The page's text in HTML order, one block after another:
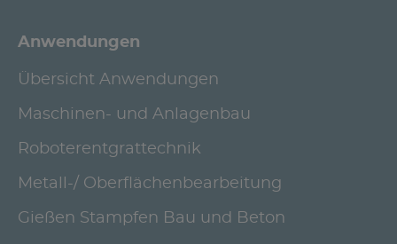
Anwendungen
Übersicht Anwendungen
Maschinen- und Anlagenbau
Roboterentgrattechnik
Metall-/ Oberflächenbearbeitung
Gießen Stampfen Bau und Beton